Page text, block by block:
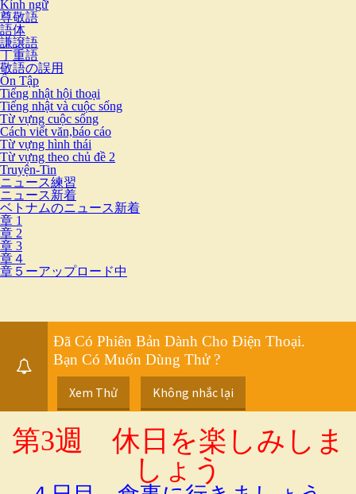
Kính ngữ
尊敬語
語体
謙譲語
丁重語
敬語の誤用
Ôn Tập
Tiếng nhật hội thoại
Tiếng nhật và cuộc sống
Từ vựng cuộc sống
Cách viết văn,báo cáo
Từ vựng hình thái
Từ vựng theo chủ đề 2
Truyện-Tin
ニュース練習
ニュース新着
ベトナムのニュース新着
章 1
章 2
章 3
章４
章５ーアップロード中
Đã Có Phiên Bản Dành Cho Điện Thoại.
Bạn Có Muốn Dùng Thử ?
Xem Thử Không nhắc lại
第3週 休日を楽しみしま
しょう